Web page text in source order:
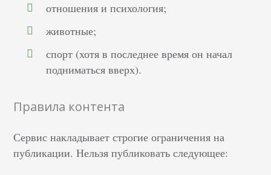
отношения и психология;
животные;
спорт (хотя в последнее время он начал
подниматься вверх).
Правила контента
Сервис накладывает строгие ограничения на
публикации. Нельзя публиковать следующее: